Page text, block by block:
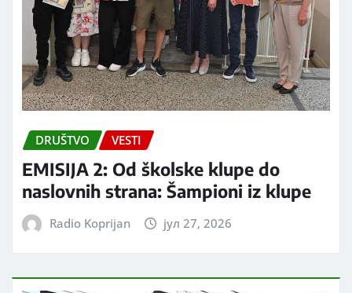
DRUŠTVO VESTI
EMISIJA 2: Od školske klupe do
naslovnih strana: Šampioni iz klupe
Radio Koprijan јул 27, 2026